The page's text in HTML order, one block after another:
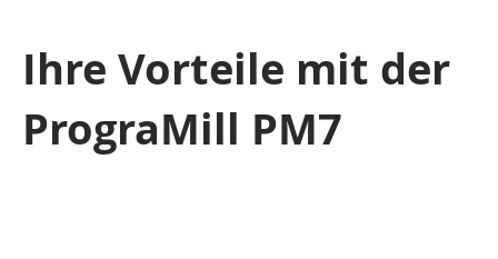
Ihre Vorteile mit der
PrograMill PM7